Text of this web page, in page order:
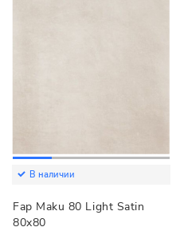
В наличии
Fap Maku 80 Light Satin
80x80